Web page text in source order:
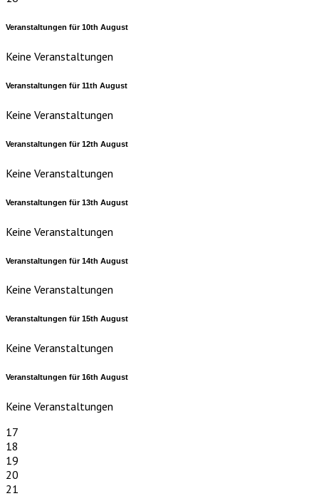
Veranstaltungen für10th August
Keine Veranstaltungen
Veranstaltungen für11th August
Keine Veranstaltungen
Veranstaltungen für12th August
Keine Veranstaltungen
Veranstaltungen für13th August
Keine Veranstaltungen
Veranstaltungen für14th August
Keine Veranstaltungen
Veranstaltungen für15th August
Keine Veranstaltungen
Veranstaltungen für16th August
Keine Veranstaltungen
17
18
19
20
21